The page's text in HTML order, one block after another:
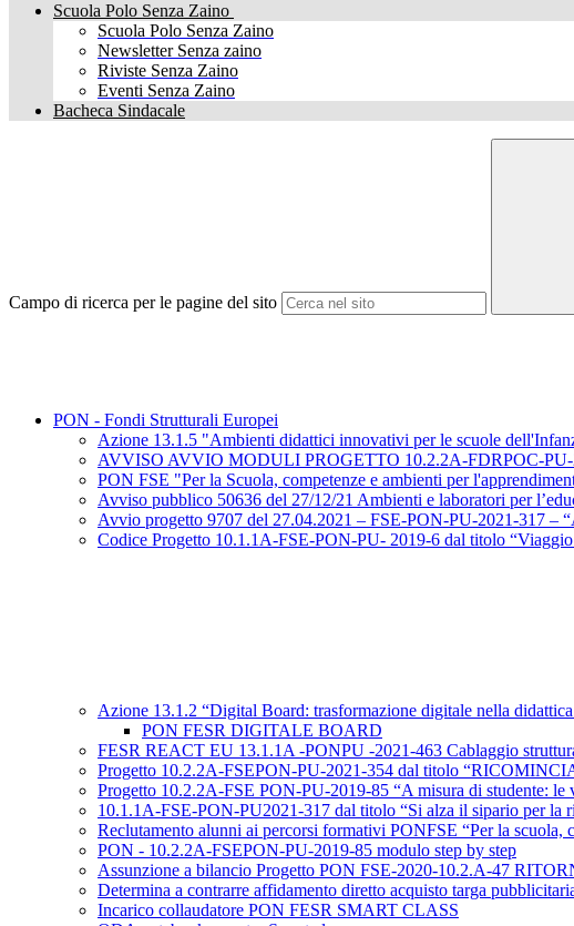
Scuola Polo Senza Zaino
Scuola Polo Senza Zaino
Newsletter Senza zaino
Riviste Senza Zaino
Eventi Senza Zaino
Bacheca Sindacale
Campo di ricerca per le pagine del sito
PON - Fondi Strutturali Europei
Azione 13.1.5 "Ambienti didattici innovativi per le scuole
AVVISO AVVIO MODULI PROGETTO 10.2.2A-FDRPOC-PU-
PON FSE "Per la Scuola, competenze e ambienti per
Avviso pubblico 50636 del 27/12/21 Ambienti e laboratori per
Avvio progetto 9707 del 27.04.2021 – FSE-PON-PU-2021-317 –
Codice Progetto 10.1.1A-FSE-PON-PU- 2019-6 dal titolo
Azione 13.1.2 “Digital Board: trasformazione digitale nella
PON FESR DIGITALE BOARD
FESR REACT EU 13.1.1A -PONPU -2021-463 Cablaggio
Progetto 10.2.2A-FSEPON-PU-2021-354 dal titolo
Progetto 10.2.2A-FSE PON-PU-2019-85 “A misura di studente:
10.1.1A-FSE-PON-PU2021-317 dal titolo “Si alza il sipario per
Reclutamento alunni ai percorsi formativi PONFSE “Per la
PON - 10.2.2A-FSEPON-PU-2019-85 modulo step by step
Assunzione a bilancio Progetto PON FSE-2020-10.2.A-47
Determina a contrarre affidamento diretto acquisto targa
Incarico collaudatore PON FESR SMART CLASS